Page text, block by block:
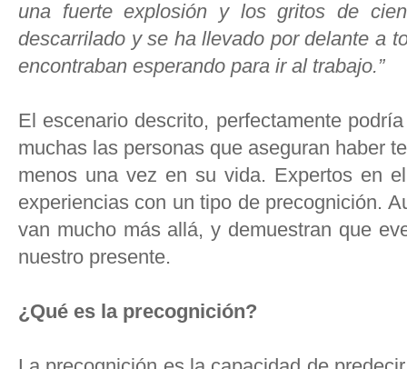
una fuerte explosión y los gritos de
descarrilado y se ha llevado por delante a
encontraban esperando para ir al trabajo.”
El escenario descrito, perfectamente
muchas las personas que aseguran haber
menos una vez en su vida. Expertos en
experiencias con un tipo de precognición.
van mucho más allá, y demuestran que
nuestro presente.
¿Qué es la precognición?